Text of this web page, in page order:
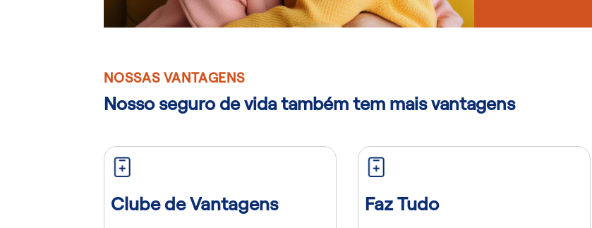
NOSSAS VANTAGENS
Nosso seguro de vida também tem mais vantagens
Clube de Vantagens Faz Tudo